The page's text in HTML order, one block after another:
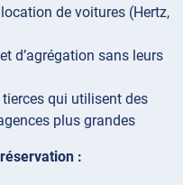
de voitures (Hertz,
d’agrégation sans leurs
qui utilisent des
plus grandes
: